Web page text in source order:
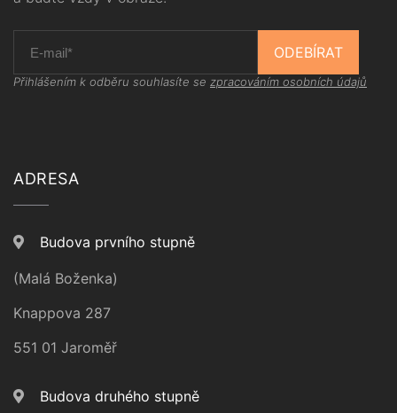
ODEBÍRAT
Přihlášením k odběru souhlasíte se zpracováním osobních údajů
ADRESA
Budova prvního stupně
(Malá Boženka)
Knappova 287
551 01 Jaroměř
Budova druhého stupně